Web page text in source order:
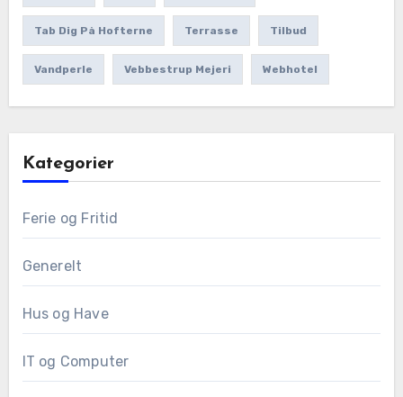
Tab Dig På Hofterne Terrasse Tilbud
Vandperle Vebbestrup Mejeri Webhotel
Kategorier
Ferie og Fritid
Generelt
Hus og Have
IT og Computer